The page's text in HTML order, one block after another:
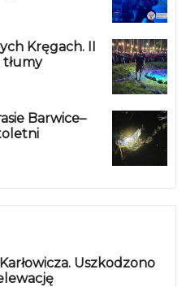
Kręgach. II
tłumy
Barwice–
Uszkodzono